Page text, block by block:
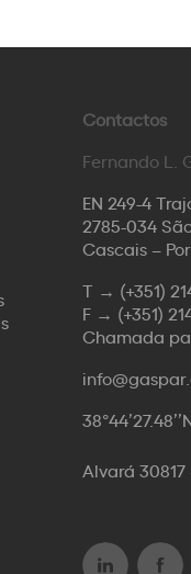
Contactos
Fernando L.
EN 249-4
2785-034
Cascais –
T → (+351)
F → (+351)
Chamada
Alvará 30817